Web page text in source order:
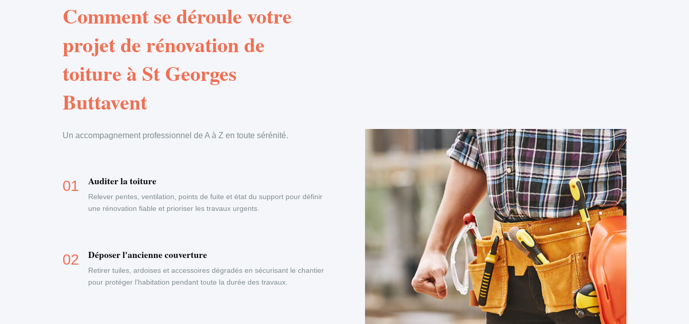
Comment se déroule votre
projet de rénovation de
toiture à St Georges
Buttavent
Un accompagnement professionnel de A à Z en toute sérénité.
Auditer la toiture
Relever pentes, ventilation, points de fuite et état du support pour définir
une rénovation fiable et prioriser les travaux urgents.
Déposer l'ancienne couverture
Retirer tuiles, ardoises et accessoires dégradés en sécurisant le chantier
pour protéger l'habitation pendant toute la durée des travaux.